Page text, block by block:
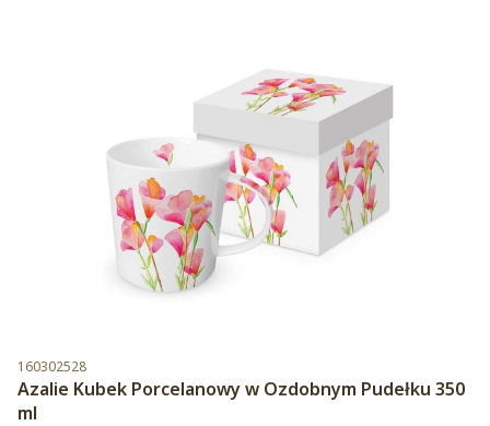
Kod produktu
160302528
Azalie Kubek Porcelanowy w Ozdobnym Pudełku 350
ml